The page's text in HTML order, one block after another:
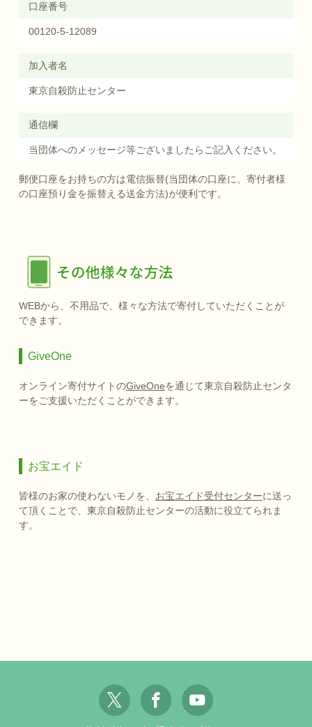
口座番号
00120-5-12089
加入者名
東京自殺防止センター
通信欄
当団体へのメッセージ等ございましたらご記入ください。
郵便口座をお持ちの方は電信振替(当団体の口座に、寄付者様
の口座預り金を振替える送金方法)が便利です。
WEBから、不用品で、様々な方法で寄付していただくことが
できます。
GiveOne
オンライン寄付サイトのGiveOneを通じて東京自殺防止センタ
ーをご支援いただくことができます。
お宝エイド
皆様のお家の使わないモノを、 お宝エイド受付センターに送っ
て頂くことで、東京自殺防止センターの活動に役立てられま
す。